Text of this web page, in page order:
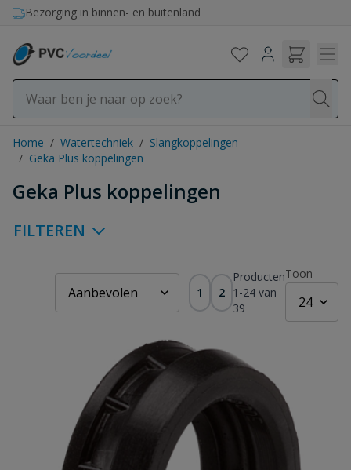
Ga naar de inhoud
Bezorging in binnen- en buitenland
Home / Watertechniek / Slangkoppelingen
/ Geka Plus koppelingen
Geka Plus koppelingen
FILTEREN
Producten
1 -24 van
39
1 2
Toon